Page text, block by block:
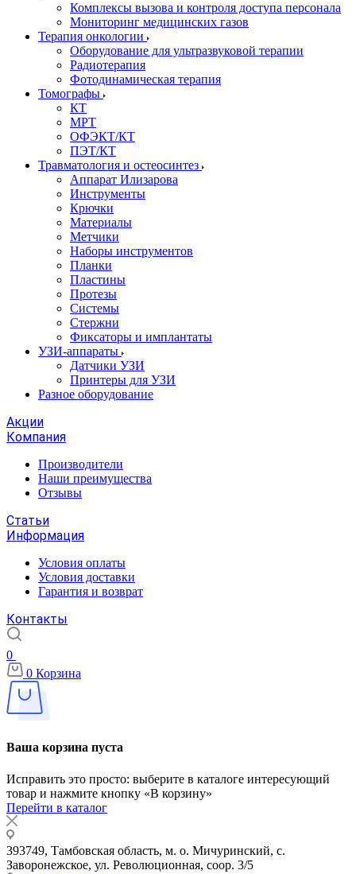
Комплексы вызова и контроля доступа персонала
Мониторинг медицинских газов
Терапия онкологии
Оборудование для ультразвуковой терапии
Радиотерапия
Фотодинамическая терапия
Томографы
КТ
МРТ
ОФЭКТ/КТ
ПЭТ/КТ
Травматология и остеосинтез
Аппарат Илизарова
Инструменты
Крючки
Материалы
Метчики
Наборы инструментов
Планки
Пластины
Протезы
Системы
Стержни
Фиксаторы и имплантаты
УЗИ-аппараты
Датчики УЗИ
Принтеры для УЗИ
Разное оборудование
Акции
Компания
Производители
Наши преимущества
Отзывы
Статьи
Информация
Условия оплаты
Условия доставки
Гарантия и возврат
Контакты
0
0 Корзина
Ваша корзина пуста
Исправить это просто: выберите в каталоге интересующий
товар и нажмите кнопку «В корзину»
Перейти в каталог
393749, Тамбовская область, м. о. Мичуринский, с.
Заворонежское, ул. Революционная, соор. 3/5